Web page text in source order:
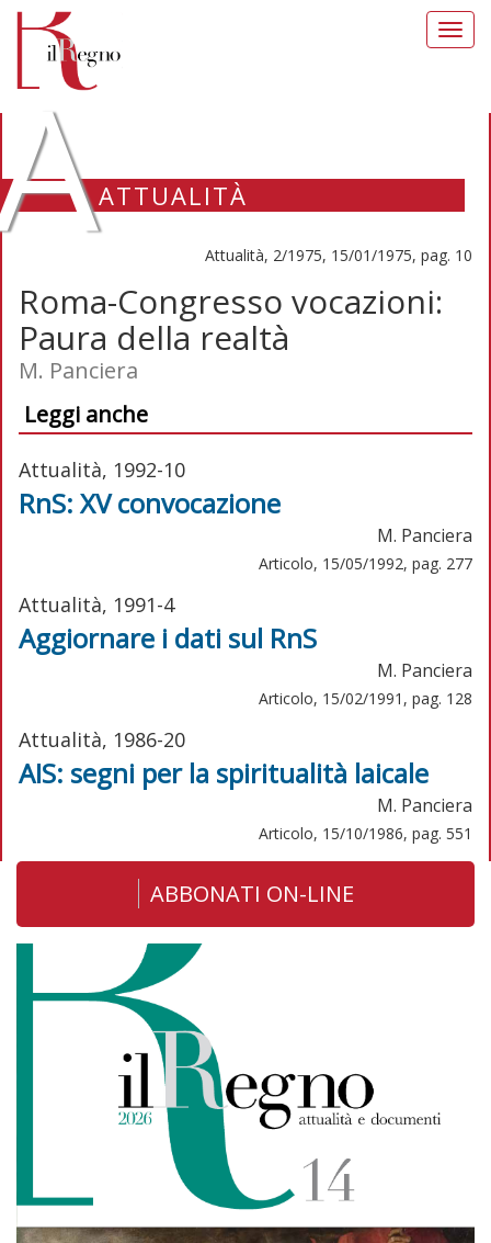
ATTUALITÀ
Attualità, 2/1975, 15/01/1975, pag. 10
Roma-Congresso vocazioni:
Paura della realtà
M. Panciera
Leggi anche
Attualità, 1992-10
RnS: XV convocazione
M. Panciera
Articolo, 15/05/1992, pag. 277
Attualità, 1991-4
Aggiornare i dati sul RnS
M. Panciera
Articolo, 15/02/1991, pag. 128
Attualità, 1986-20
AIS: segni per la spiritualità laicale
M. Panciera
Articolo, 15/10/1986, pag. 551
ABBONATI ON-LINE